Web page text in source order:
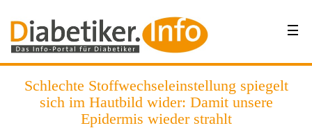
Schlechte Stoffwechseleinstellung spiegelt
sich im Hautbild wider: Damit unsere
Epidermis wieder strahlt